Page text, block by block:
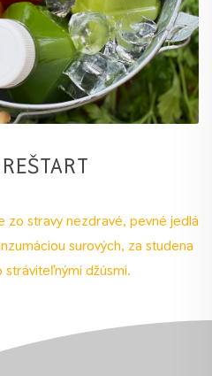
zo stravy nezdravé, pevné jedlá
surových, za studena
stráviteľnými džúsmi.